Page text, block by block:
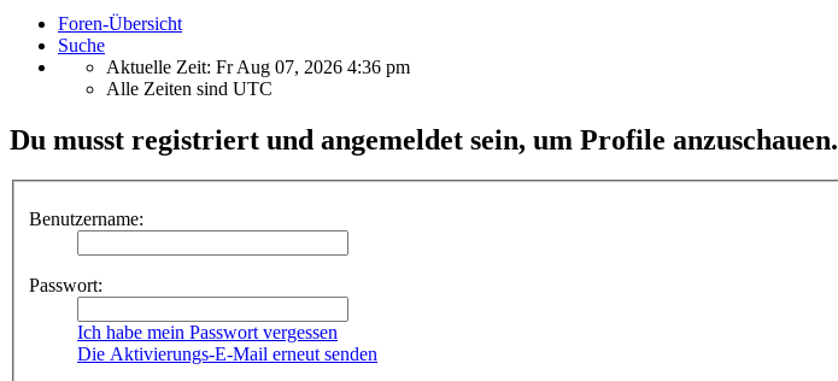
Foren-Übersicht
Suche
Aktuelle Zeit: Fr Aug 07, 2026 4:36 pm
Alle Zeiten sind UTC
Du musst registriert und angemeldet sein, um Profile anzuschauen.
Benutzername:
Passwort:
Ich habe mein Passwort vergessen
Die Aktivierungs-E-Mail erneut senden